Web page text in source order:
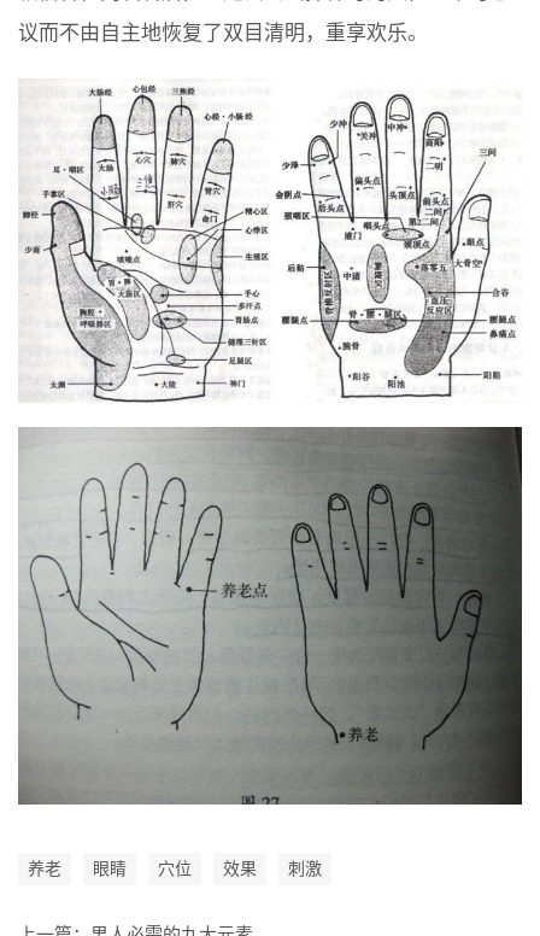
议而不由自主地恢复了双目清明，重享欢乐。
养老 眼睛 穴位 效果 刺激